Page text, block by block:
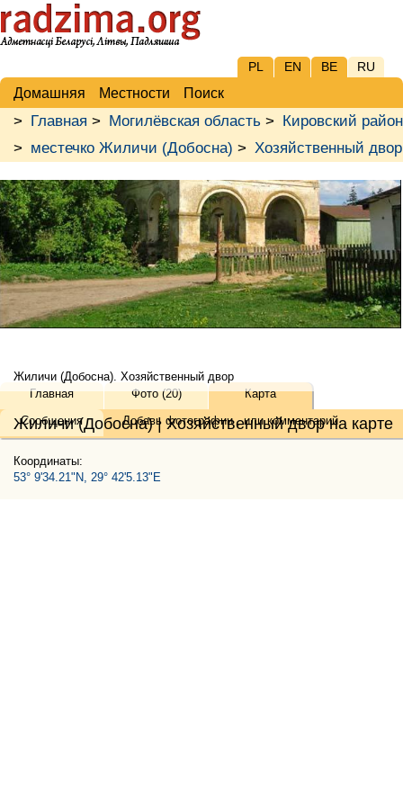
PL EN BE RU
Домашняя Местности Поиск
> Главная > Могилёвская область > Кировский район
> местечко Жиличи (Добосна) > Хозяйственный двор
Жиличи (Добосна). Хозяйственный двор
Жиличи (Добосна) | Хозяйственный двор на карте
Главная Фото (20)
Карта
Сообщения
Добавь фотографии, иликомментарий
Координаты:
53° 9'34.21"N, 29° 42'5.13"E